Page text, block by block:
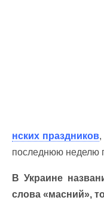
нских праздников,
последнюю неделю
В Украине
слова «масний»,